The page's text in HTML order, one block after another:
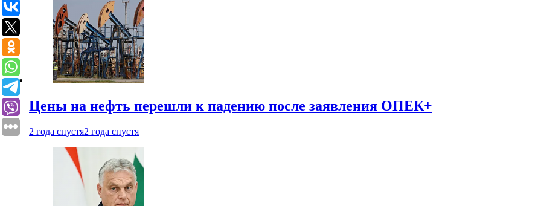
Цены на нефть перешли к падению после заявления ОПЕК+
2 года спустя2 года спустя